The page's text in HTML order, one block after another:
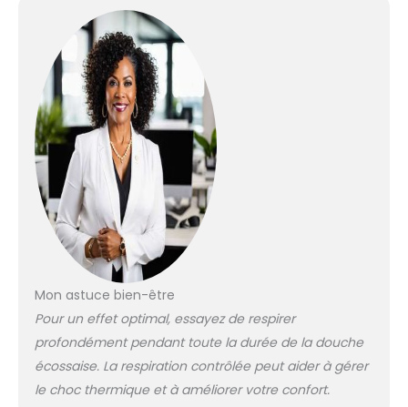
Mon astuce bien-être
Pour un effet optimal, essayez de respirer
profondément pendant toute la durée de la douche
écossaise. La respiration contrôlée peut aider à gérer
le choc thermique et à améliorer votre confort.